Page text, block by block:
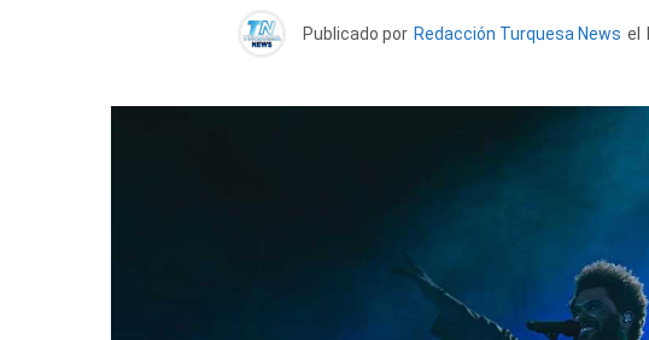
Publicado por Redacción Turquesa News el